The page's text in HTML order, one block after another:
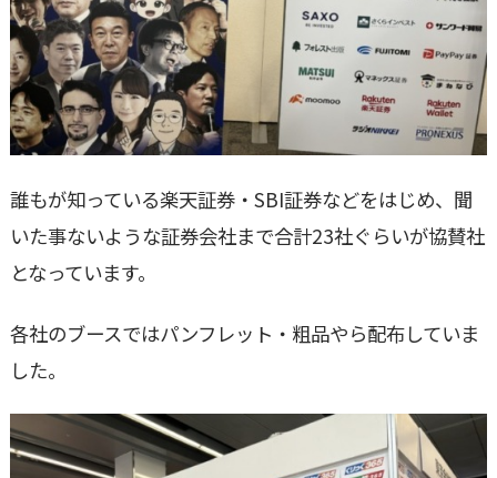
誰もが知っている楽天証券・SBI証券などをはじめ、聞
いた事ないような証券会社まで合計23社ぐらいが協賛社
となっています。
各社のブースではパンフレット・粗品やら配布していま
した。